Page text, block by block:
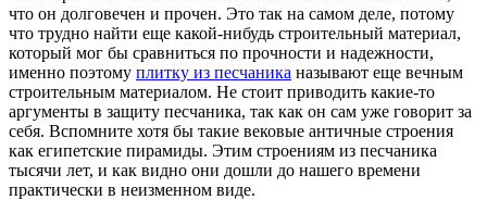
что он долговечен и прочен. Это так на самом деле, потому
что трудно найти еще какой-нибудь строительный материал,
который мог бы сравниться по прочности и надежности,
именно поэтому плитку из песчаника называют еще вечным
строительным материалом. Не стоит приводить какие-то
аргументы в защиту песчаника, так как он сам уже говорит за
себя. Вспомните хотя бы такие вековые античные строения
как египетские пирамиды. Этим строениям из песчаника
тысячи лет, и как видно они дошли до нашего времени
практически в неизменном виде.